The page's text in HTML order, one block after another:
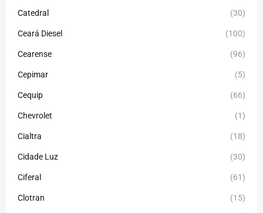
Catedral (30)
Ceará Diesel (100)
Cearense (96)
Cepimar (5)
Cequip (66)
Chevrolet (1)
Cialtra (18)
Cidade Luz (30)
Ciferal (61)
Clotran (15)